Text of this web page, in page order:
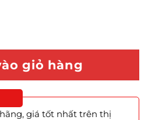
Website số lượng
giỏ hàng
giá tốt nhất trên thị